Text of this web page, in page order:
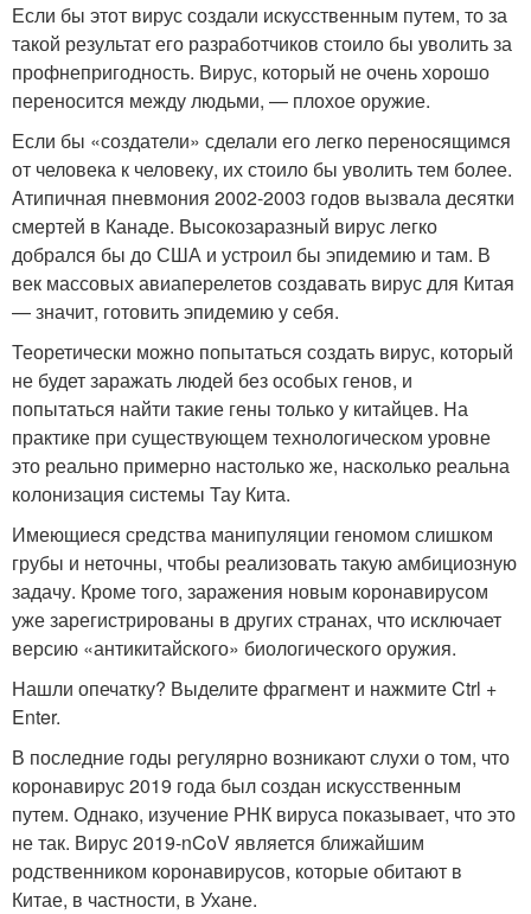
Если бы этот вирус создали искусственным путем, то за
такой результат его разработчиков стоило бы уволить за
профнепригодность. Вирус, который не очень хорошо
переносится между людьми, — плохое оружие.
Если бы «создатели» сделали его легко переносящимся
от человека к человеку, их стоило бы уволить тем более.
Атипичная пневмония 2002-2003 годов вызвала десятки
смертей в Канаде. Высокозаразный вирус легко
добрался бы до США и устроил бы эпидемию и там. В
век массовых авиаперелетов создавать вирус для Китая
— значит, готовить эпидемию у себя.
Теоретически можно попытаться создать вирус, который
не будет заражать людей без особых генов, и
попытаться найти такие гены только у китайцев. На
практике при существующем технологическом уровне
это реально примерно настолько же, насколько реальна
колонизация системы Тау Кита.
Имеющиеся средства манипуляции геномом слишком
грубы и неточны, чтобы реализовать такую амбициозную
задачу. Кроме того, заражения новым коронавирусом
уже зарегистрированы в других странах, что исключает
версию «антикитайского» биологического оружия.
Нашли опечатку? Выделите фрагмент и нажмите Ctrl +
Enter.
В последние годы регулярно возникают слухи о том, что
коронавирус 2019 года был создан искусственным
путем. Однако, изучение РНК вируса показывает, что это
не так. Вирус 2019-nCoV является ближайшим
родственником коронавирусов, которые обитают в
Китае, в частности, в Ухане.